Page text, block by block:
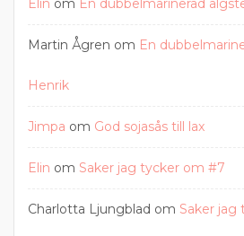
Elin om En dubbelmarinerad
Martin Ågren om En
Henrik
Jimpa om God sojasås till lax
Elin om Saker jag tycker om #7
Charlotta Ljungblad om Saker jag